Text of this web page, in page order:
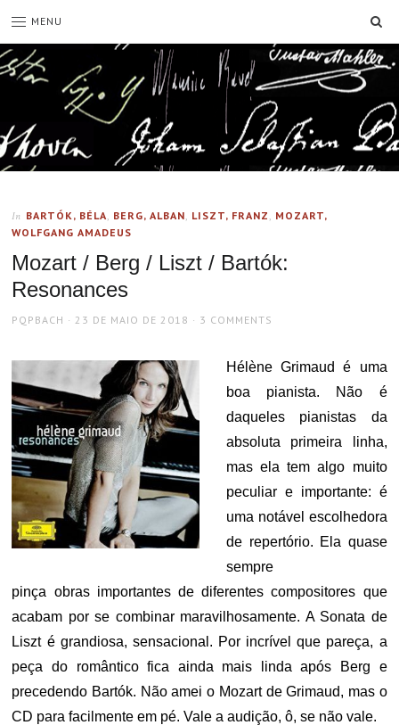
MENU
In BARTÓK, BÉLA, BERG, ALBAN, LISZT, FRANZ , MOZART,
WOLFGANG AMADEUS
Mozart / Berg / Liszt / Bartók:
Resonances
AUTHOR
PQPBACH
POSTED
23 DE MAIO DE 2018 3 COMMENTS
Hélène Grimaud é uma
boa pianista. Não é
daqueles pianistas da
absoluta primeira linha,
mas ela tem algo muito
peculiar e importante: é
uma notável escolhedora
de repertório. Ela quase
sempre
pinça obras importantes de diferentes compositores que
acabam por se combinar maravilhosamente. A Sonata de
Liszt é grandiosa, sensacional. Por incrível que pareça, a
peça do romântico fica ainda mais linda após Berg e
precedendo Bartók. Não amei o Mozart de Grimaud, mas o
CD para facilmente em pé. Vale a audição, ô, se não vale.